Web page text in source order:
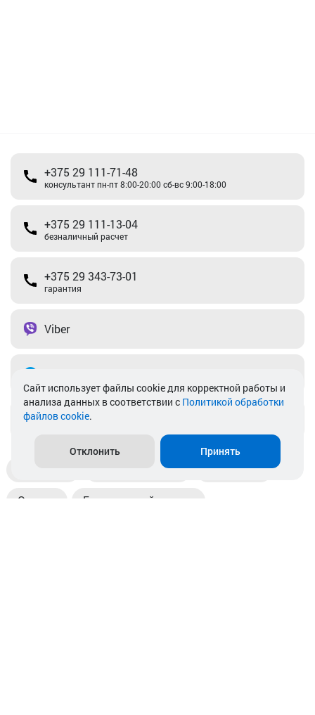
+375 29 111-71-48
консультант пн-пт 8:00-20:00 сб-вс 9:00-18:00
+375 29 111-13-04
безналичный расчет
+375 29 343-73-01
гарантия
Viber
info@akkamulik.by
Пункты выдачи Магазины
Оплата Безналичный расчет
Cайт использует файлы cookie для корректной работы и
анализа данных в соответствии с Политикой обработки
файлов cookie.
Отклонить Принять